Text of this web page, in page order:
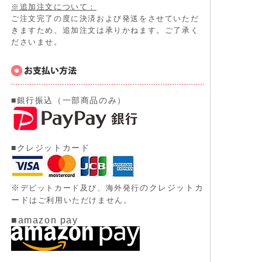
※追加注文について：
ご注文完了の度に決済および発送をさせていただ
きますため、追加注文は承りかねます。ご了承く
ださいませ。
■銀行振込（一部商品のみ）
■クレジットカード
※ デビットカード及び、 海外発行のクレジットカ
ード はご利用いただけません。
■amazon pay